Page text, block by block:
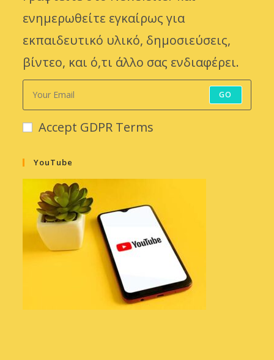
ενημερωθείτε εγκαίρως για
εκπαιδευτικό υλικό, δημοσιεύσεις,
βίντεο, και ό,τι άλλο σας ενδιαφέρει.
GO
Accept GDPR Terms
YouTube